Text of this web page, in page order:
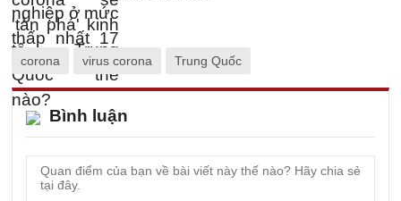
corona virus corona Trung Quốc
Bình luận